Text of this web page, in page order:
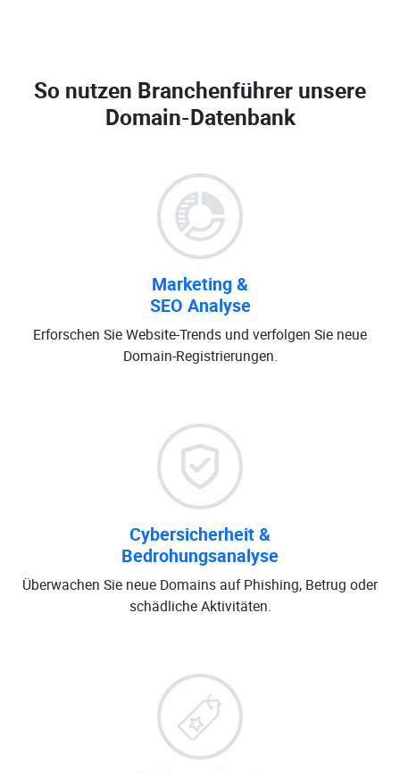
So nutzen Branchenführer unsere
Domain-Datenbank
Marketing &
SEO Analyse
Erforschen Sie Website-Trends und verfolgen Sie neue
Domain-Registrierungen.
Cybersicherheit &
Bedrohungsanalyse
Überwachen Sie neue Domains auf Phishing, Betrug oder
schädliche Aktivitäten.